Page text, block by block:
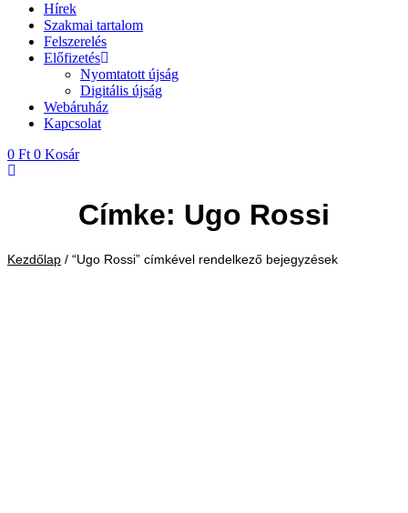
Hírek
Szakmai tartalom
Felszerelés
Előfizetés
Nyomtatott újság
Digitális újság
Webáruház
Kapcsolat
0 Ft 0 Kosár
Címke: Ugo Rossi
Kezdőlap / “Ugo Rossi” címkével rendelkező bejegyzések